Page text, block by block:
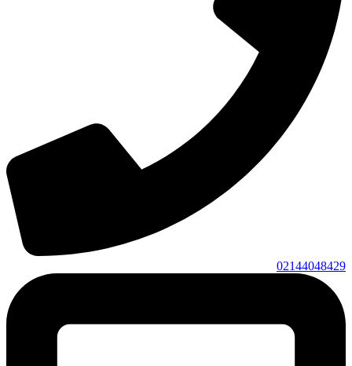
02144048429